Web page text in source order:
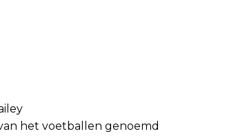
het voetballen genoemd